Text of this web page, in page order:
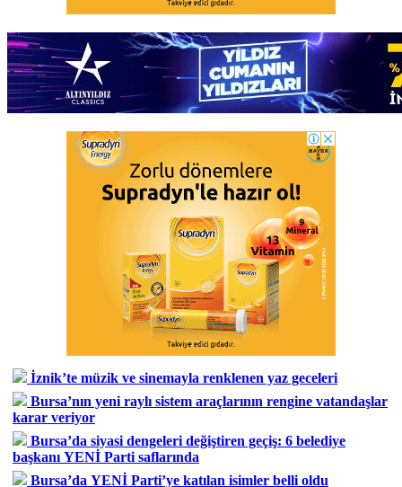
İznik’te müzik ve sinemayla renklenen yaz geceleri
Bursa’nın yeni raylı sistem araçlarının rengine vatandaşlar
karar veriyor
Bursa’da siyasi dengeleri değiştiren geçiş: 6 belediye
başkanı YENİ Parti saflarında
Bursa’da YENİ Parti’ye katılan isimler belli oldu